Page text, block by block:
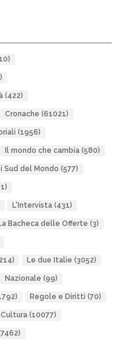
(422)
Cronache (61021)
(1956)
Il mondo che cambia(580)
i Sud del Mondo (577)
L'Intervista(431)
Bacheca delle Offerte (3)
Le due Italie (3052)
Nazionale (99)
Regole e Diritti (70)
(10077)